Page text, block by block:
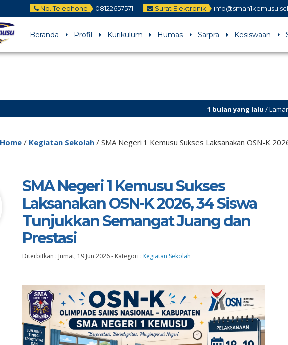
No. Telephone 08122657571 Surat Elektronik
Beranda Profil Kurikulum Humas Sarpra Kesiswaan
1 bulan yang lalu / Laman
perbaikan
Home / Kegiatan Sekolah / SMA Negeri 1 Kemusu Sukses Laksanakan OSN-K
SMA Negeri 1 Kemusu Sukses
Laksanakan OSN-K 2026, 34 Siswa
Tunjukkan Semangat Juang dan
Prestasi
Diterbitkan : Jumat, 19 Jun 2026- Kategori : Kegiatan Sekolah